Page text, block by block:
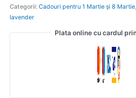
Categorii: Cadouri pentru 1 Martie și 8 Martie
lavender
Plata online cu cardul